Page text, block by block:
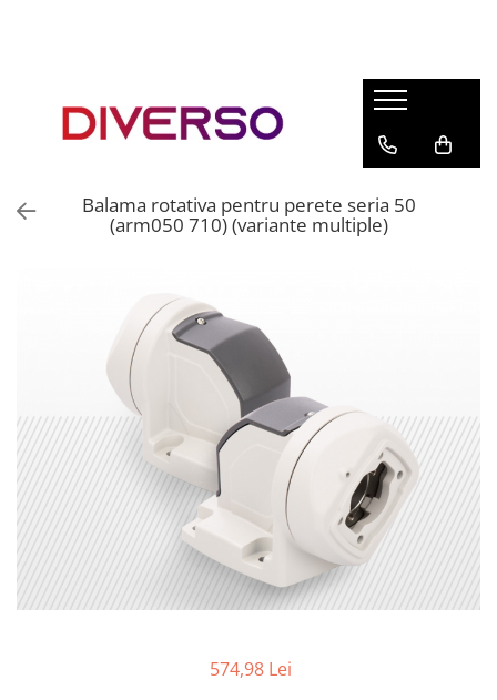
ASA
MULTIMATERIAL
Balama rotativa pentru perete seria 50
(arm050 710) (variante multiple)
574,98 Lei